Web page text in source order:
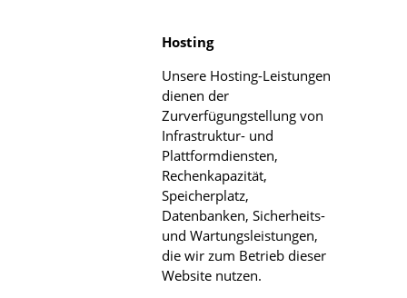
Hosting
Unsere Hosting-Leistungen
dienen der
Zurverfügungstellung von
Infrastruktur- und
Plattformdiensten,
Rechenkapazität,
Speicherplatz,
Datenbanken, Sicherheits-
und Wartungsleistungen,
die wir zum Betrieb dieser
Website nutzen.